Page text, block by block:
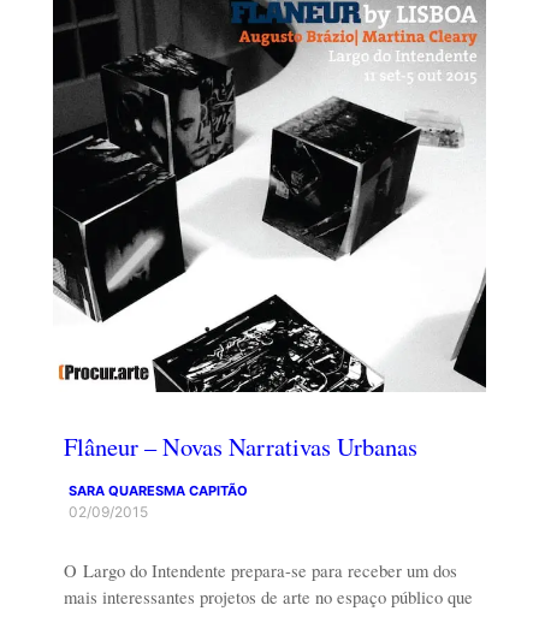
Flâneur – Novas Narrativas Urbanas
SARA QUARESMA CAPITÃO
02/09/2015
O Largo do Intendente prepara-se para receber um dos
mais interessantes projetos de arte no espaço público que